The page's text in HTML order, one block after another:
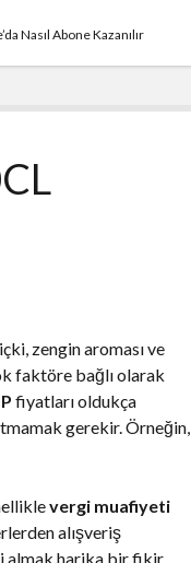
Nasıl Abone Kazanılır
zengin aroması ve
faktöre bağlı olarak
fiyatları oldukça
gerekir. Örneğin,
vergi muafiyeti
alışveriş
almak harika bir fikir